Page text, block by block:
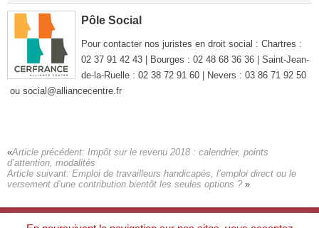
Pôle Social
Pour contacter nos juristes en droit social : Chartres :
02 37 91 42 43 | Bourges : 02 48 68 36 36 | Saint-Jean-
de-la-Ruelle : 02 38 72 91 60 | Nevers : 03 86 71 92 50
ou social@alliancecentre.fr
Article précédent: Impôt sur le revenu 2018 : calendrier, points
d’attention, modalités
Article suivant: Emploi de travailleurs handicapés, l’emploi direct ou le
versement d’une contribution bientôt les seules options ?